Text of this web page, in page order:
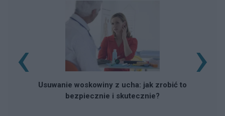
Usuwanie woskowiny z ucha: jak zrobić to
bezpiecznie i skutecznie?
‹ ›